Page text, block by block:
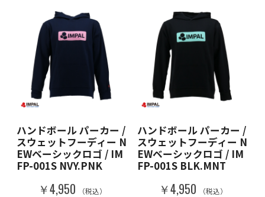
ハンドボール パーカー /
スウェットフーディー N
EWベーシックロゴ / IM
FP-001S NVY.PNK
￥4,950 （税込）
ハンドボール パーカー /
スウェットフーディー N
EWベーシックロゴ / IM
FP-001S BLK.MNT
￥4,950 （税込）